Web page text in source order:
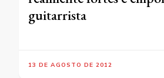
guitarrista
13 DE AGOSTO DE 2012